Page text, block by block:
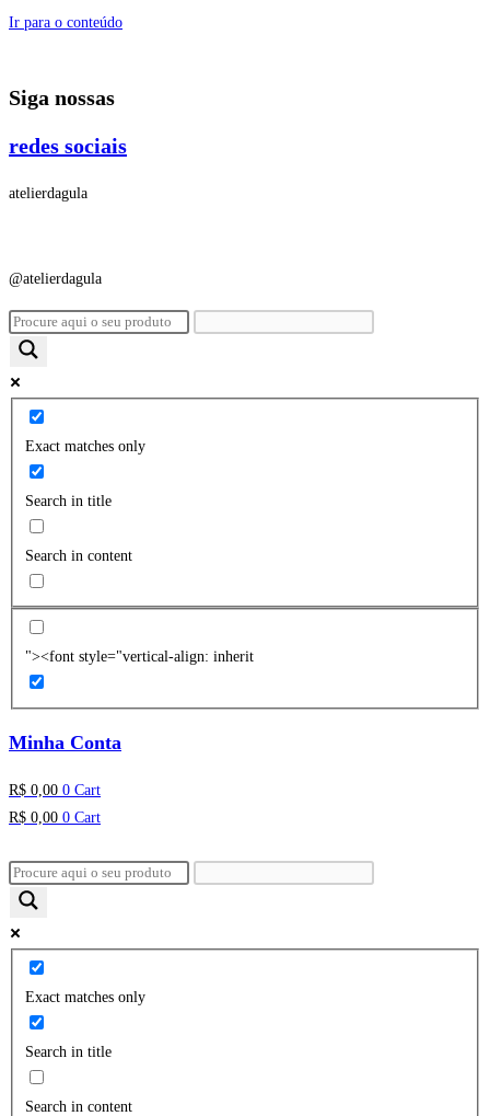
Ir para o conteúdo
Siga nossas
redes sociais
atelierdagula
@atelierdagula
Exact matches only
Search in title
Search in content
"><font style="vertical-align: inherit
Minha Conta
R$ 0,00 0 Cart
R$ 0,00 0 Cart
Exact matches only
Search in title
Search in content